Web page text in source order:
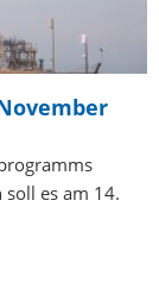
es am 14.